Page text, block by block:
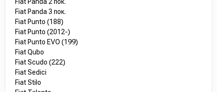
Fiat Panda 2 пок.
Fiat Panda 3 пок.
Fiat Punto (188)
Fiat Punto (2012-)
Fiat Punto EVO (199)
Fiat Qubo
Fiat Scudo (222)
Fiat Sedici
Fiat Stilo